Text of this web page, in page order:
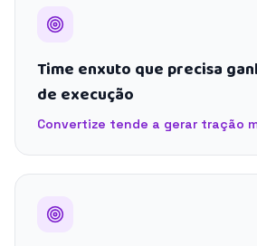
Time enxuto que precisa
de execução
Convertize tende a gerar tração